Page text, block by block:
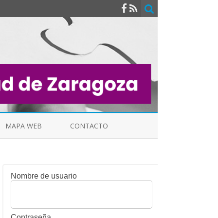
MAPA WEB CONTACTO
Nombre de usuario